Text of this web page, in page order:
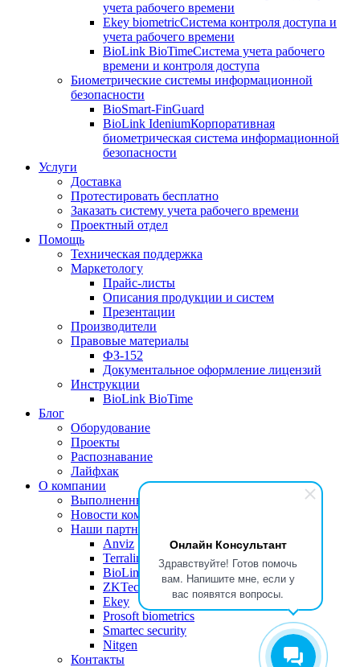
Онлайн Консультант
Здравствуйте! Готов помочь
вам. Напишите мне, если у
вас появятся вопросы.
учета рабочего времени
Ekey biometricСистема контроля доступа и
учета рабочего времени
BioLink BioTimeСистема учета рабочего
времени и контроля доступа
Биометрические системы информационной
безопасности
BioSmart-FinGuard
BioLink IdeniumКорпоративная
биометрическая система информационной
безопасности
Услуги
Доставка
Протестировать бесплатно
Заказать систему учета рабочего времени
Проектный отдел
Помощь
Техническая поддержка
Маркетологу
Прайс-листы
Описания продукции и систем
Презентации
Производители
Правовые материалы
ФЗ-152
Документальное оформление лицензий
Инструкции
BioLink BioTime
Блог
Оборудование
Проекты
Распознавание
Лайфхак
О компании
Выполненные проекты
Новости компании
Наши партнеры
Anviz
Terralink
BioLink Solutions
ZKTeco
Ekey
Prosoft biometrics
Smartec security
Nitgen
Контакты